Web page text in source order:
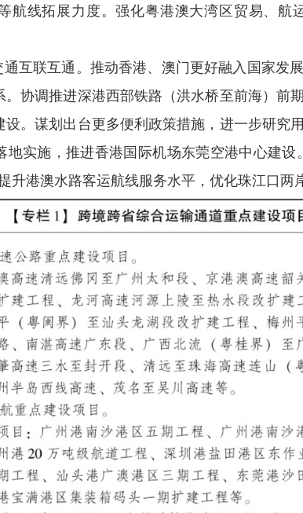
航线拓展力度。强化粤港澳大湾区贸易、航
互联互通。推动香港、澳门更好融入国家发
协调推进深港西部铁路（洪水桥至前海）前
设。谋划出台更多便利政策措施，进一步研究
地实施，推进香港国际机场东莞空港中心建设
升港澳水路客运航线服务水平，优化珠江口两